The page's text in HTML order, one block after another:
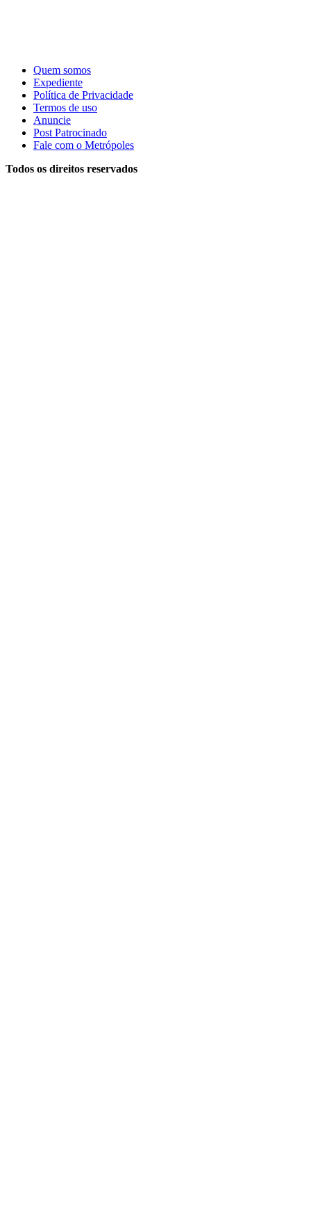
Quem somos
Expediente
Política de Privacidade
Termos de uso
Anuncie
Post Patrocinado
Fale com o Metrópoles
Todos os direitos reservados